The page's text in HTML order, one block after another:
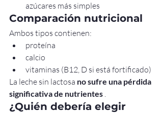
azúcares más simples
Comparación nutricional
Ambos tipos contienen:
proteína
calcio
vitaminas (B12, D si está fortificado)
La leche sin lactosa no sufre una pérdida
significativa de nutrientes .
¿Quién debería elegir